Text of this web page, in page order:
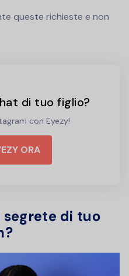
queste richieste e non
di tuo figlio?
con Eyezy!
ORA
segrete di tuo